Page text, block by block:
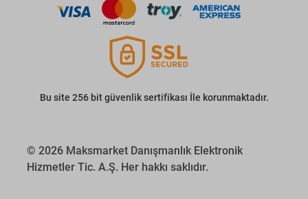
Bu site 256 bit güvenlik sertifikası İle korunmaktadır.
© 2026 Maksmarket Danışmanlık Elektronik
Hizmetler Tic. A.Ş. Her hakkı saklıdır.